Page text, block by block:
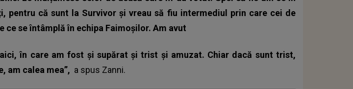
pentru că sunt la Survivor și vreau să fiu intermediul prin care cei de
ce se întâmplă în echipa Faimoșilor. Am avut
în care am fost și supărat și trist și amuzat. Chiar dacă sunt trist,
am calea mea”, a spus Zanni.